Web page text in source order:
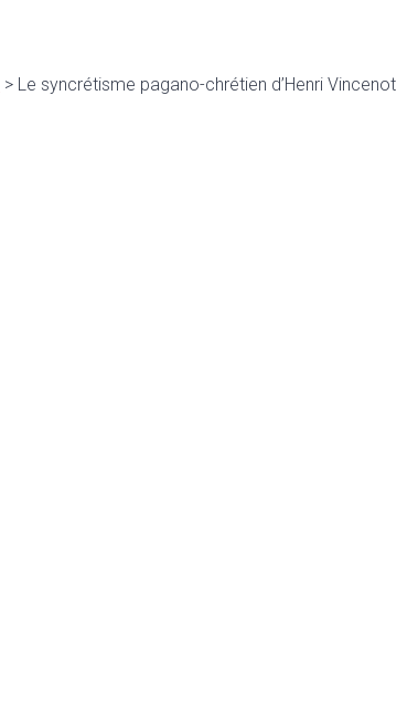
> Le syncrétisme pagano-chrétien d’Henri Vincenot